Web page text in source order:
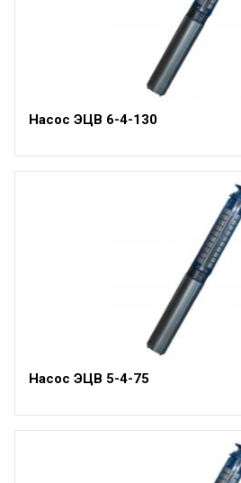
Насос ЭЦВ 6-4-130
Насос ЭЦВ 5-4-75